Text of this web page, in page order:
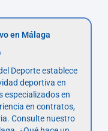
en Málaga
Deporte establece
deportiva en
especializados en
en contratos,
Consulte nuestro